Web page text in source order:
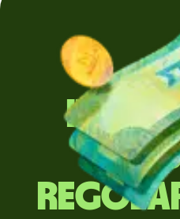
Invii